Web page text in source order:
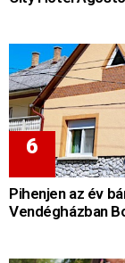
Pihenjen az év
Vendégházban